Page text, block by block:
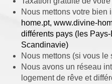
Nous mettons votre bien
home.pt, www.divine-
différents pays (les
Scandinavie)
Nous mettons (si vous le
Nous avons un réseau
logement de rêve et